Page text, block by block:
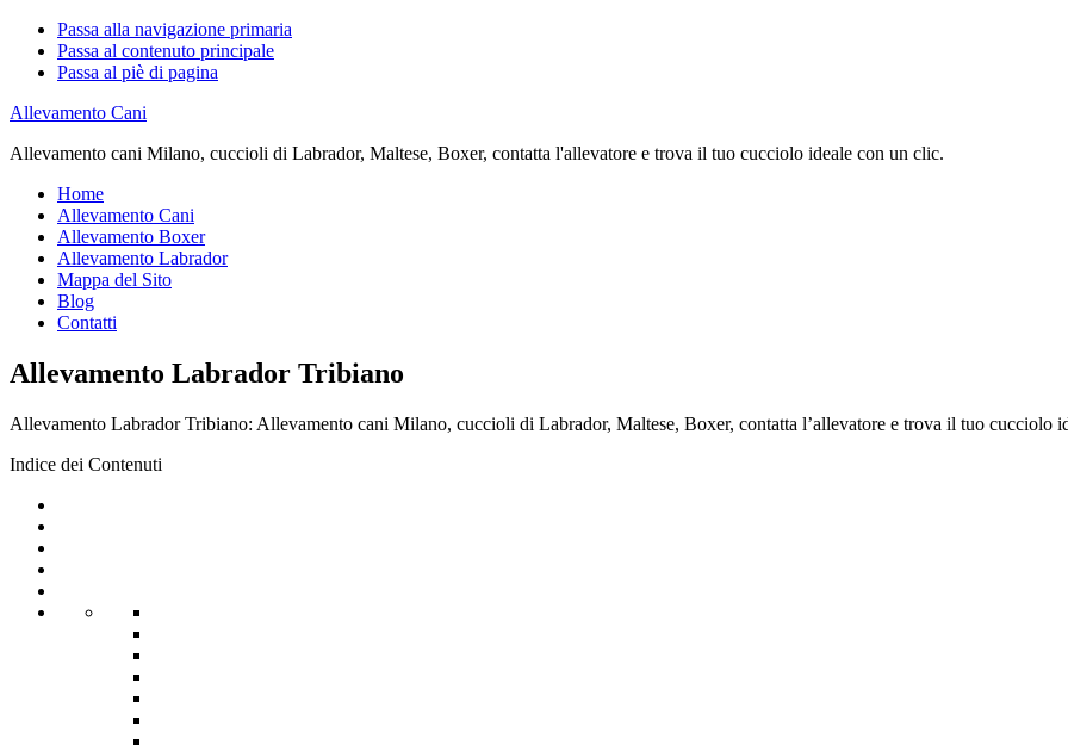
Passa alla navigazione primaria
Passa al contenuto principale
Passa al piè di pagina
Allevamento Cani
Allevamento cani Milano, cuccioli di Labrador, Maltese, Boxer, contatta l'allevatore e trova il tuo cucciolo ideale con un clic.
Home
Allevamento Cani
Allevamento Boxer
Allevamento Labrador
Mappa del Sito
Blog
Contatti
Allevamento Labrador Tribiano
Allevamento Labrador Tribiano: Allevamento cani Milano, cuccioli di Labrador, Maltese, Boxer, contatta l’allevatore e trova il tuo cucciolo
Indice dei Contenuti